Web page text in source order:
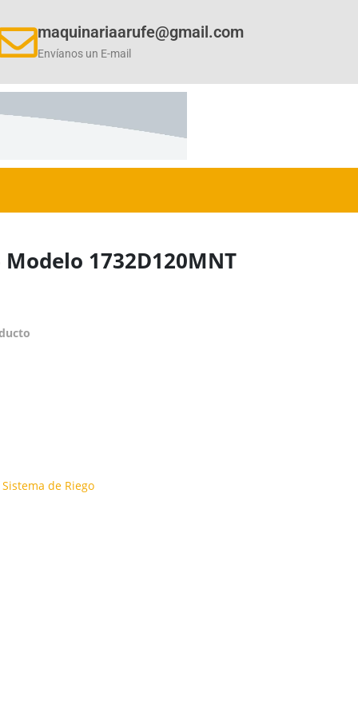
maquinariaarufe@gmail.com
Envíanos un E-mail
1732D120MNT
Sistema de Riego